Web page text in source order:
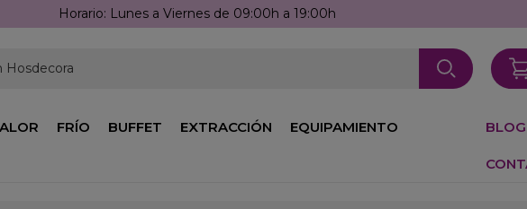
a 19:00h
Hosdecora
FRÍO BUFFET EXTRACCIÓN EQUIPAMIENTO BLOG